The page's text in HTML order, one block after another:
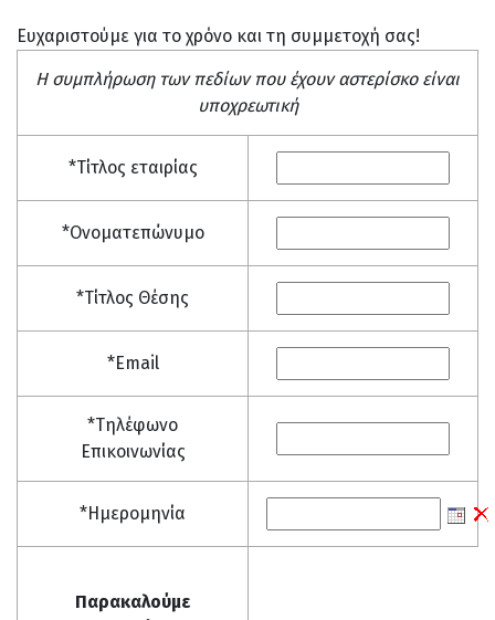
Ευχαριστούμε για το χρόνο και τη συμμετοχή σας!
Η συμπλήρωση των πεδίων που έχουν αστερίσκο είναι
υποχρεωτική
*Τίτλος εταιρίας
*Ονοματεπώνυμο
*Τίτλος Θέσης
*Email
*Τηλέφωνο
Επικοινωνίας
*Ημερομηνία
Παρακαλούμε